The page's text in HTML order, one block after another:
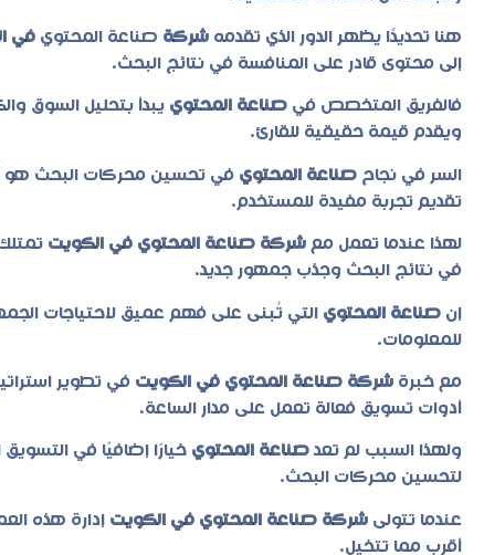
هنا تحديدًا يظهر الدور الذي تقدمه شركة صناعة المحتوي في
إلى محتوى قادر على المنافسة في نتائج البحث.
فالفريق المتخصص في صناعة المحتوي يبدأ بتحليل السوق
ويقدم قيمة حقيقية للقارئ.
السر في نجاح صناعة المحتوي في تحسين محركات البحث هو
تقديم تجربة مفيدة للمستخدم.
لهذا عندما تعمل مع شركة صناعة المحتوي في الكويت
في نتائج البحث وجذب جمهور جديد.
إن صناعة المحتوي التي تُبنى على فهم عميق لاحتياجات
للمعلومات.
مع خبرة شركة صناعة المحتوي في الكويت في تطوير
أدوات تسويق فعالة تعمل على مدار الساعة.
ولهذا السبب لم تعدصناعة المحتوي خيارًا إضافيًا في
لتحسين محركات البحث.
عندما تتولى شركة صناعة المحتوي في الكويت إدارة هذه
أقرب مما تتخيل.